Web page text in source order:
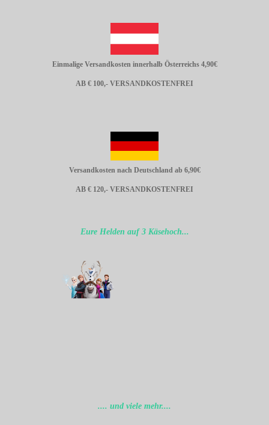
Einmalige Versandkosten innerhalb Österreichs 4,90€
AB € 100,- VERSANDKOSTENFREI
Versandkosten nach Deutschland ab 6,90€
AB € 120,- VERSANDKOSTENFREI
Eure Helden auf 3 Käsehoch...
.... und viele mehr....